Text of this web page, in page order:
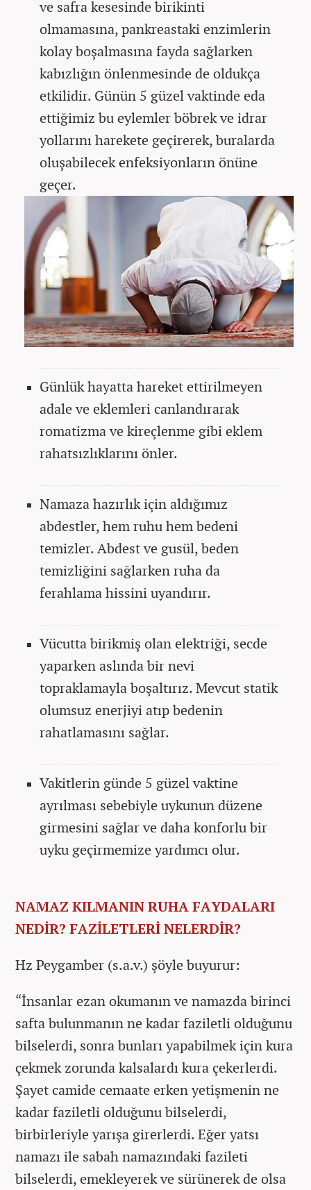
ve safra kesesinde birikinti
olmamasına, pankreastaki enzimlerin
kolay boşalmasına fayda sağlarken
kabızlığın önlenmesinde de oldukça
etkilidir. Günün 5 güzel vaktinde eda
ettiğimiz bu eylemler böbrek ve idrar
yollarını harekete geçirerek, buralarda
oluşabilecek enfeksiyonların önüne
geçer.
Günlük hayatta hareket ettirilmeyen
adale ve eklemleri canlandırarak
romatizma ve kireçlenme gibi eklem
rahatsızlıklarını önler.
Namaza hazırlık için aldığımız
abdestler, hem ruhu hem bedeni
temizler. Abdest ve gusül, beden
temizliğini sağlarken ruha da
ferahlama hissini uyandırır.
Vücutta birikmiş olan elektriği, secde
yaparken aslında bir nevi
topraklamayla boşaltırız. Mevcut statik
olumsuz enerjiyi atıp bedenin
rahatlamasını sağlar.
Vakitlerin günde 5 güzel vaktine
ayrılması sebebiyle uykunun düzene
girmesini sağlar ve daha konforlu bir
uyku geçirmemize yardımcı olur.
NAMAZ KILMANIN RUHA FAYDALARI
NEDİR? FAZİLETLERİ NELERDİR?
Hz Peygamber (s.a.v.) şöyle buyurur:
“İnsanlar ezan okumanın ve namazda birinci
safta bulunmanın ne kadar faziletli olduğunu
bilselerdi, sonra bunları yapabilmek için kura
çekmek zorunda kalsalardı kura çekerlerdi.
Şayet camide cemaate erken yetişmenin ne
kadar faziletli olduğunu bilselerdi,
birbirleriyle yarışa girerlerdi. Eğer yatsı
namazı ile sabah namazındaki fazileti
bilselerdi, emekleyerek ve sürünerek de olsa